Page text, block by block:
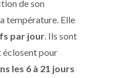
de son
température. Elle
par jour . Ils sont
éclosent pour
les 6 à 21 jours